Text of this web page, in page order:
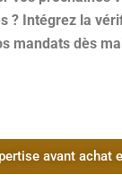
? Intégrez la
mandats dès
avant achat